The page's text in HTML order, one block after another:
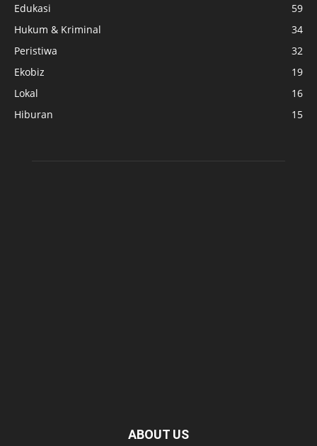
Edukasi
59
Hukum & Kriminal
34
Peristiwa
32
Ekobiz
19
Lokal
16
Hiburan
15
ABOUT US